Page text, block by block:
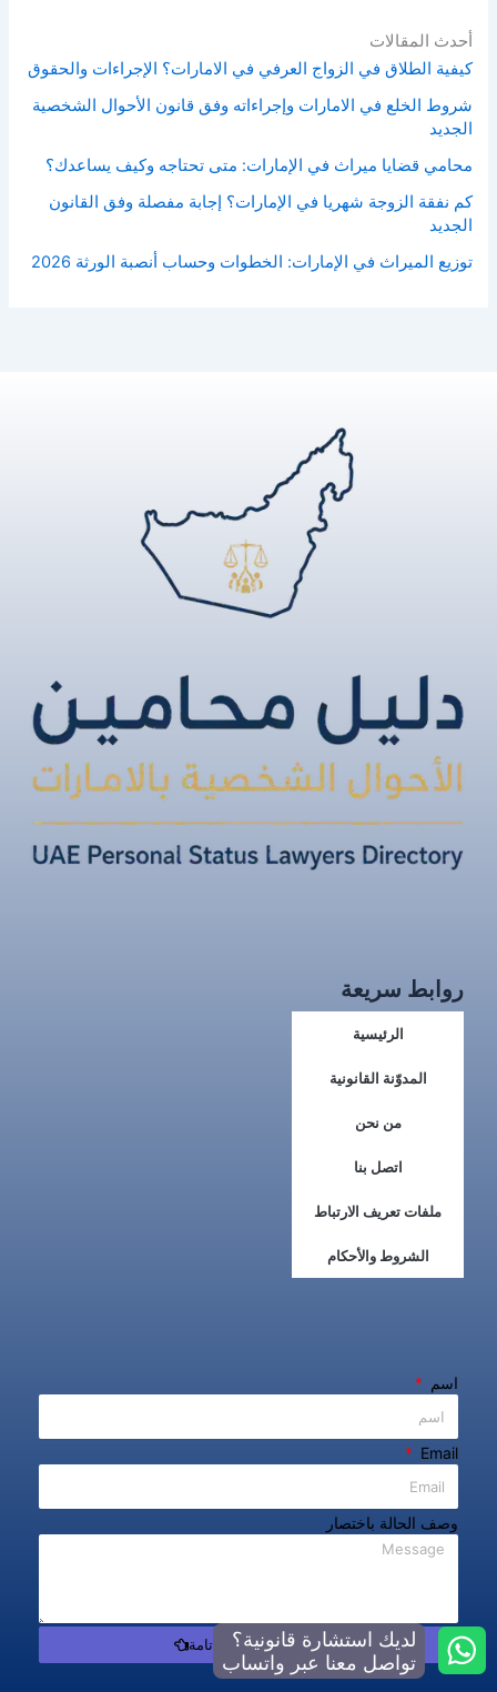
أحدث المقالات
كيفية الطلاق في الزواج العرفي في الامارات؟ الإجراءات والحقوق
شروط الخلع في الامارات وإجراءاته وفق قانون الأحوال الشخصية
الجديد
محامي قضايا ميراث في الإمارات: متى تحتاجه وكيف يساعدك؟
كم نفقة الزوجة شهريا في الإمارات؟ إجابة مفصلة وفق القانون
الجديد
توزيع الميراث في الإمارات: الخطوات وحساب أنصبة الورثة 2026
روابط سريعة
الرئيسية
المدوّنة القانونية
من نحن
اتصل بنا
ملفات تعريف الارتباط
الشروط والأحكام
اسم
Email
وصف الحالة باختصار
تواصل معنا بسرية تامة
لديك استشارة قانونية؟
تواصل معنا عبر واتساب